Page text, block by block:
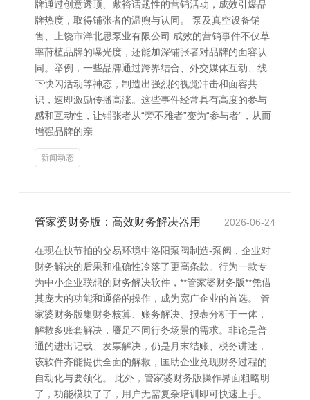
牌通过创意透顶、敷裕话题性的营销活动，成效引爆品
牌热度，取得铺张者的温煦与认同。 泵及真空设备销
售、上饶市洋北思泵业有限公司 成效的营销事件不仅草
率莳植品牌的曝光度，还能加深铺张者对品牌的面容认
同。举例，一些品牌通过跨界结合、外交媒体互动、线
下快闪活动等神态，制造出强烈的视觉冲击和面容共
识，速即激励传播高涨。这些事件经常具有高度的参与
感和互动性，让铺张者从“旁不雅者”变为“参与者”，从而
增强品牌的亲
新闻动态
管家婆财务版：高效财务解决器用 2026-06-24
在现在快节拍的交易环境中洛阳泵阀制造-泵阀，企业对
财务解决的后果和准确性冷落了更高条款。行为一款专
为中小企业联想的财务解决软件，**管家婆财务版**凭借
其庞大的功能和通俗的操作，成为宽广企业的首选。 管
家婆财务版集财务核算、账务解决、报表分析于一体，
解救多账套解决，餍足不同行务场景的需求。非论是普
通的进出记载、发票解决，仍是月末结账、税务讲述，
该软件齐能提供全面的解救，匡助企业兑现财务过程的
自动化与要领化。 此外，管家婆财务版操作界面粗略明
了，功能模块了了，用户无需复杂培训即可快速上手。